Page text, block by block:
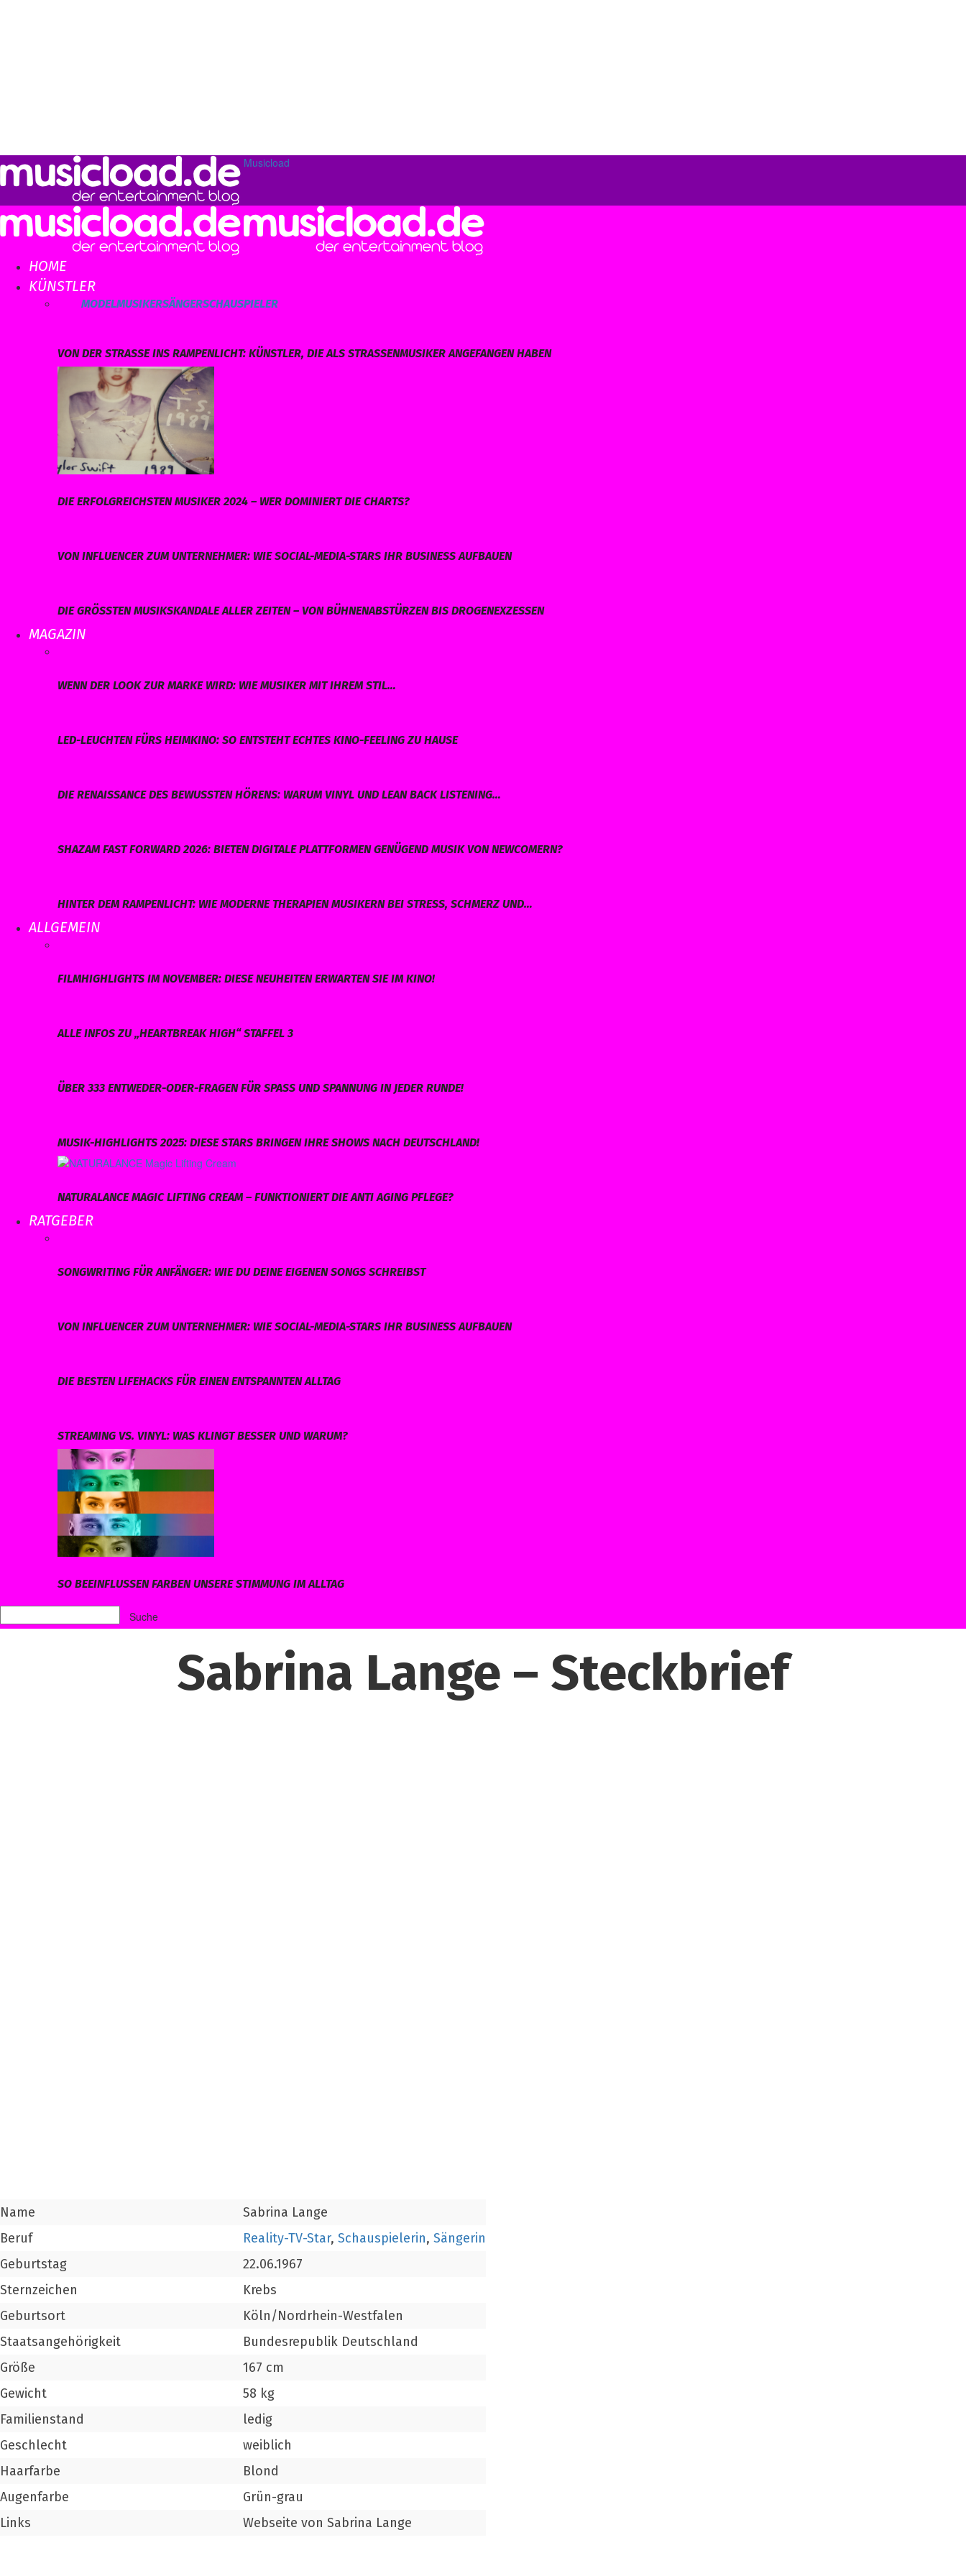
Musicload
HOME
KÜNSTLER
MODELMUSIKERSÄNGERSCHAUSPIELER
VON DER STRASSE INS RAMPENLICHT: KÜNSTLER, DIE ALS STRASSENMUSIKER ANGEFANGEN HABEN
DIE ERFOLGREICHSTEN MUSIKER 2024 – WER DOMINIERT DIE CHARTS?
VON INFLUENCER ZUM UNTERNEHMER: WIE SOCIAL-MEDIA-STARS IHR BUSINESS AUFBAUEN
DIE GRÖSSTEN MUSIKSKANDALE ALLER ZEITEN – VON BÜHNENABSTÜRZEN BIS DROGENEXZESSEN
MAGAZIN
WENN DER LOOK ZUR MARKE WIRD: WIE MUSIKER MIT IHREM STIL…
LED-LEUCHTEN FÜRS HEIMKINO: SO ENTSTEHT ECHTES KINO-FEELING ZU HAUSE
DIE RENAISSANCE DES BEWUSSTEN HÖRENS: WARUM VINYL UND LEAN BACK LISTENING…
SHAZAM FAST FORWARD 2026: BIETEN DIGITALE PLATTFORMEN GENÜGEND MUSIK VON NEWCOMERN?
HINTER DEM RAMPENLICHT: WIE MODERNE THERAPIEN MUSIKERN BEI STRESS, SCHMERZ UND…
ALLGEMEIN
FILMHIGHLIGHTS IM NOVEMBER: DIESE NEUHEITEN ERWARTEN SIE IM KINO!
ALLE INFOS ZU „HEARTBREAK HIGH“ STAFFEL 3
ÜBER 333 ENTWEDER-ODER-FRAGEN FÜR SPASS UND SPANNUNG IN JEDER RUNDE!
MUSIK-HIGHLIGHTS 2025: DIESE STARS BRINGEN IHRE SHOWS NACH DEUTSCHLAND!
NATURALANCE MAGIC LIFTING CREAM – FUNKTIONIERT DIE ANTI AGING PFLEGE?
RATGEBER
SONGWRITING FÜR ANFÄNGER: WIE DU DEINE EIGENEN SONGS SCHREIBST
VON INFLUENCER ZUM UNTERNEHMER: WIE SOCIAL-MEDIA-STARS IHR BUSINESS AUFBAUEN
DIE BESTEN LIFEHACKS FÜR EINEN ENTSPANNTEN ALLTAG
STREAMING VS. VINYL: WAS KLINGT BESSER UND WARUM?
SO BEEINFLUSSEN FARBEN UNSERE STIMMUNG IM ALLTAG
Sabrina Lange – Steckbrief
Name
Sabrina Lange
Beruf
Reality-TV-Star, Schauspielerin, Sängerin
Geburtstag
22.06.1967
Sternzeichen
Krebs
Geburtsort
Köln/Nordrhein-Westfalen
Staatsangehörigkeit
Bundesrepublik Deutschland
Größe
167 cm
Gewicht
58 kg
Familienstand
ledig
Geschlecht
weiblich
Haarfarbe
Blond
Augenfarbe
Grün-grau
Links
Webseite von Sabrina Lange